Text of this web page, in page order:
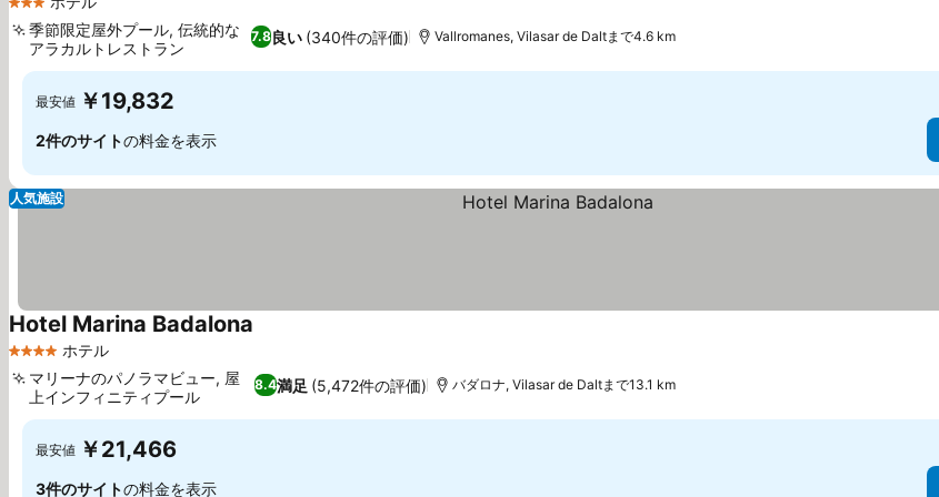
3 ホテルのランク
7.8良い (340件の評価)
季節限定屋外プール, 伝統的な
アラカルトレストラン
Vallromanes, Vilasar de Daltまで4.6 km
最安値 ￥19,832
2件のサイトの料金を表示
人気施設
4 ホテルのランク
ホテル
Hotel Marina Badalona
8.4満足 (5,472件の評価)
マリーナのパノラマビュー, 屋
上インフィニティプール
バダロナ, Vilasar de Daltまで13.1 km
最安値 ￥21,466
3件のサイトの料金を表示